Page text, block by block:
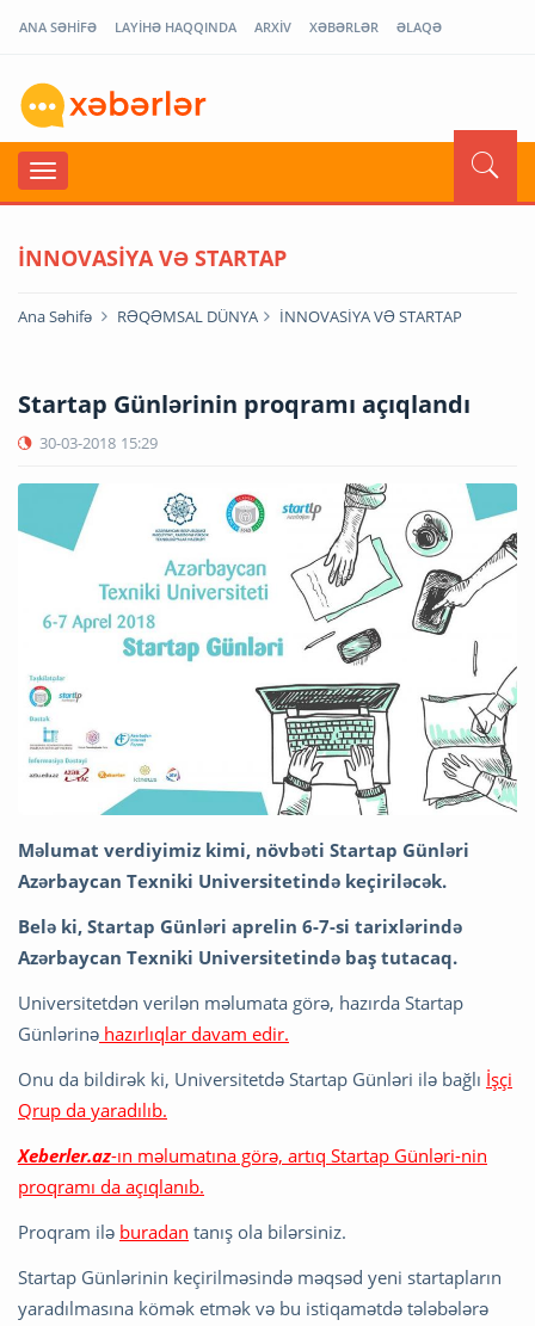
ANA SƏHİFƏ LAYİHƏ HAQQINDA ARXİV XƏBƏRLƏR ƏLAQƏ
İNNOVASİYA VƏ STARTAP
Ana Səhifə RƏQƏMSAL DÜNYA İNNOVASİYA VƏ STARTAP
Startap Günlərinin proqramı açıqlandı
30-03-2018 15:29
Məlumat verdiyimiz kimi, növbəti Startap Günləri
Azərbaycan Texniki Universitetində keçiriləcək.
Belə ki, Startap Günləri aprelin 6-7-si tarixlərində
Azərbaycan Texniki Universitetində baş tutacaq.
Universitetdən verilən məlumata görə, hazırda Startap
Günlərinə hazırlıqlar davam edir.
Onu da bildirək ki, Universitetdə Startap Günləri ilə bağlı İşçi
Qrup da yaradılıb.
Xeberler.az-ın məlumatına görə, artıq Startap Günləri-nin
proqramı da açıqlanıb.
Proqram ilə buradan tanış ola bilərsiniz.
Startap Günlərinin keçirilməsində məqsəd yeni startapların
yaradılmasına kömək etmək və bu istiqamətdə tələbələrə